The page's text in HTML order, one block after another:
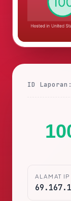
ID Laporan:
ALAMAT IP